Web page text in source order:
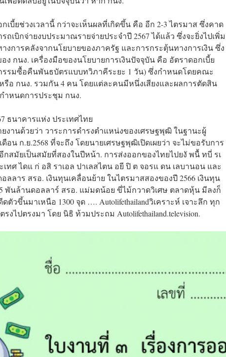
บี้ยช่วงเวลานี้ กว่าจะเห็นผลที่เกิดขึ้น คือ อีก 2-3 ไตรมาส ซึ่งคาด
ถเบิกจ่ายงบประมาณรายจ่ายประจำปี 2567 ได้แล้ว ซึ่งจะยิ่งไปเพิ่ม
งการคลังจากนโยบายของภาครัฐ และการกระตุ้นทางการเงิน ซึ่ง
ง กนง. เครื่องมือของนโยบายการเงินปัจจุบัน คือ อัตราดอกเบี้ย
รรมซื้อคืนพันธบัตรแบบทวิภาคีระยะ 1 วัน) ซึ่งกำหนดโดยคณะ
รือ กนง. รวมกัน 4 คน โดยแต่ละคนมีหนึ่งเสียงและผลการตัดสิน
ำหนดการประชุม กนง.
ธนาคารแห่ง ประเทศไทย
งานด้วยว่า วาระการดำรงตำแหน่งของเศรษฐพุฒิ ในฐานะผู้
อน ก.ย.2568 ที่จะถึง โดยนายเศรษฐพุฒิเปิดเผยว่า จะไม่ขอรับการ
กสมัยเป็นสมัยที่สองในปีหน้า. การส่งออกของไทยไปยงั พนื้ ทบี่ รเ
ทศ ไดแ ก่ อสิ ราเอล ปาเลสไตน อยี ปิ ต จอรแ ดน เลบานอน และ
ลลาร สรอ. เงินทุนเคลื่อนย้าย ในไตรมาสสองของปี 2566 เงินทุน
พันล้านดอลลาร์ สรอ. แม่มดน้อย ขี่ไม้กวาดวิเศษ ตลาดหุ้น มีลงก็
วขึ้นมาเหนือ 1300 จุด …. Autolifethailandวิเคราะห์ เจาะลึก ทุก
งไปตรงมา โดย นิธิ ท้วมประถม Autolifethailand.television.